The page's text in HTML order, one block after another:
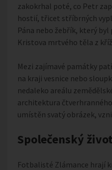
zakokrhal poté, co Petr
hostií, třicet stříbrných
Pána nebo žebřík, který
Kristova mrtvého těla z
Mezi zajímavé památky
na kraji vesnice nebo
nedaleko areálu
architektura
umístěn svatý obrázek,
Společenský život
Fotbalisté Zlámance hrají